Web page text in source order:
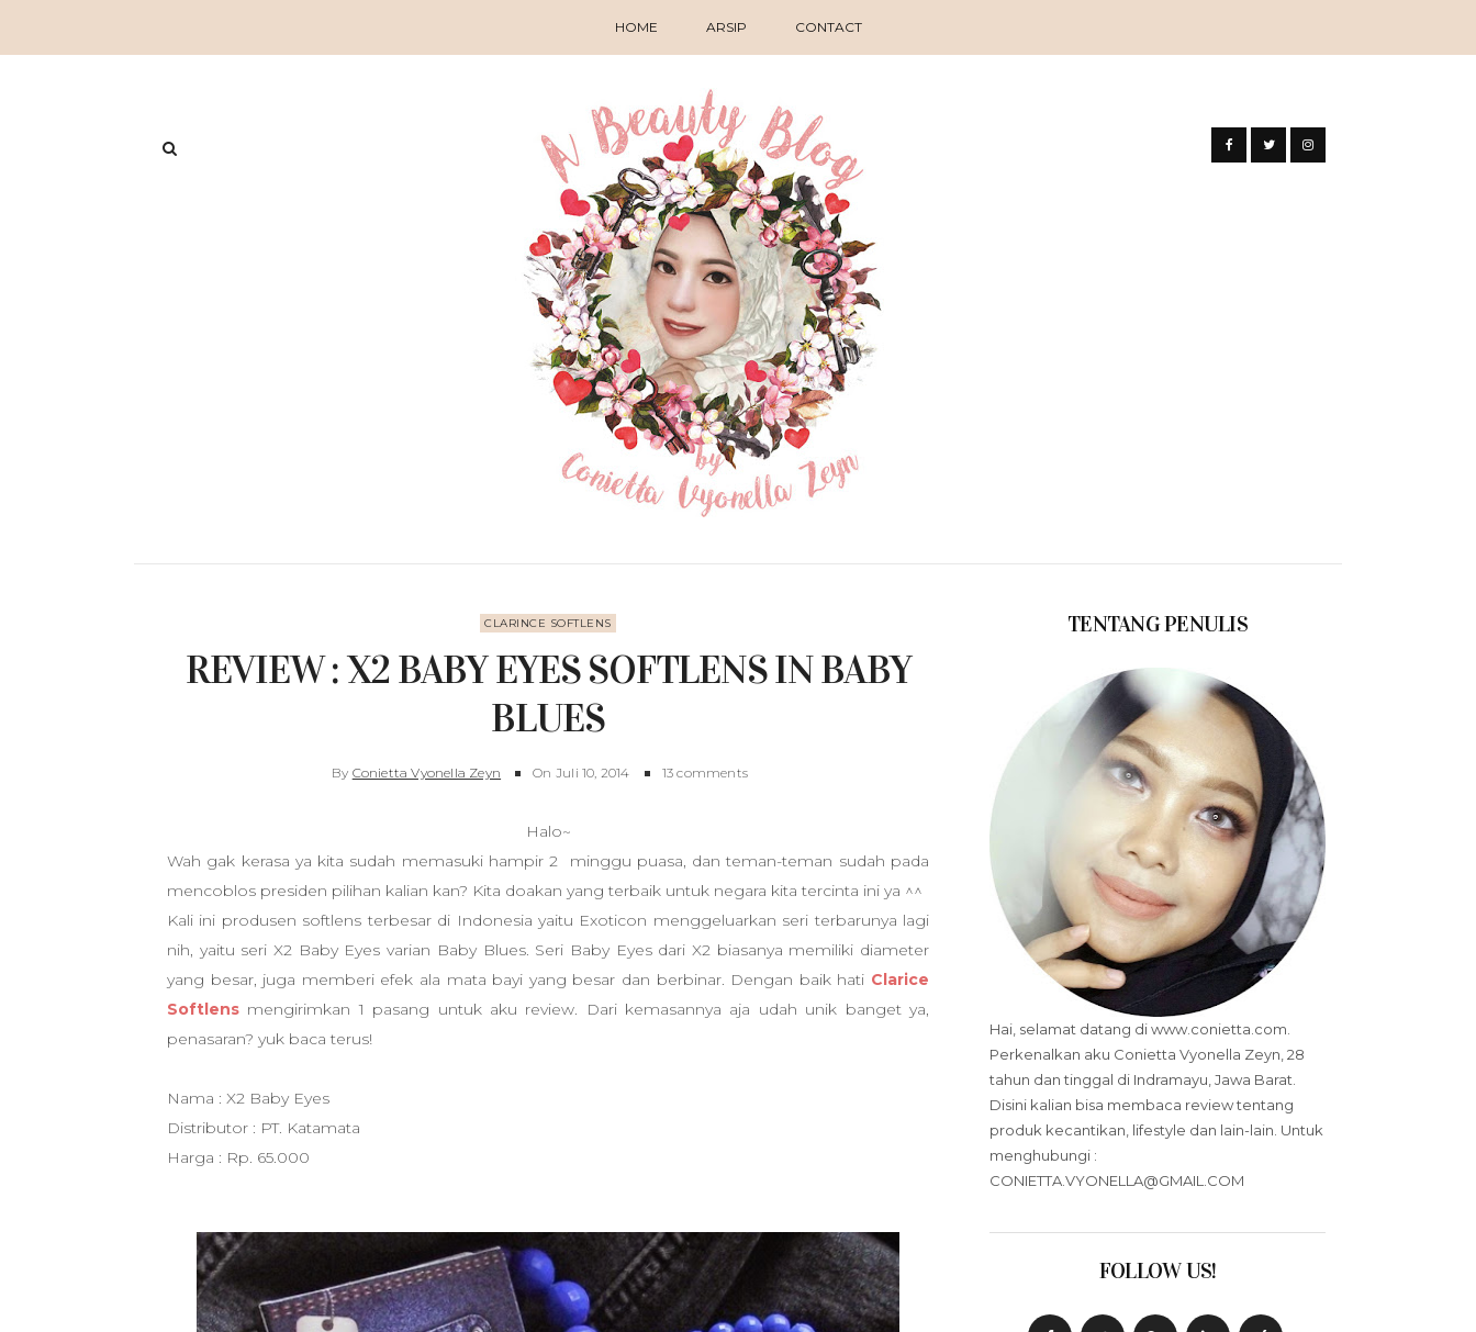
HOME ARSIP CONTACT
CLARINCE SOFTLENS
REVIEW : X2 BABY EYES SOFTLENS IN BABY
BLUES
By Conietta Vyonella Zeyn On Juli 10, 2014 13 comments
Halo~
Wah gak kerasa ya kita sudah memasuki hampir 2 minggu puasa, dan teman-teman sudah pada
mencoblos presiden pilihan kalian kan? Kita doakan yang terbaik untuk negara kita tercinta ini ya ^^
Kali ini produsen softlens terbesar di Indonesia yaitu Exoticon menggeluarkan seri terbarunya lagi
nih, yaitu seri X2 Baby Eyes varian Baby Blues. Seri Baby Eyes dari X2 biasanya memiliki diameter
yang besar, juga memberi efek ala mata bayi yang besar dan berbinar. Dengan baik hati Clarice
Softlens mengirimkan 1 pasang untuk aku review. Dari kemasannya aja udah unik banget ya,
penasaran? yuk baca terus!
Nama : X2 Baby Eyes
Distributor : PT. Katamata
Harga : Rp. 65.000
TENTANG PENULIS
Hai, selamat datang di www.conietta.com.
Perkenalkan aku Conietta Vyonella Zeyn, 28
tahun dan tinggal di Indramayu, Jawa Barat.
Disini kalian bisa membaca review tentang
produk kecantikan, lifestyle dan lain-lain. Untuk
menghubungi :
CONIETTA.VYONELLA@GMAIL.COM
FOLLOW US!